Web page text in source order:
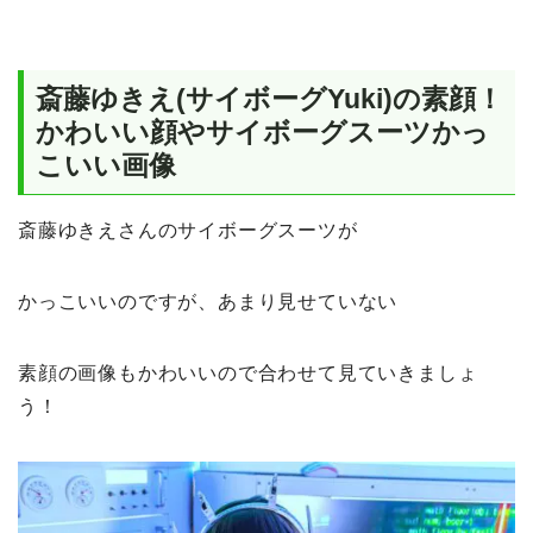
斎藤ゆきえ(サイボーグYuki)の素顔！
かわいい顔やサイボーグスーツかっ
こいい画像
斎藤ゆきえさんのサイボーグスーツが
かっこいいのですが、あまり見せていない
素顔の画像もかわいいので合わせて見ていきましょ
う！